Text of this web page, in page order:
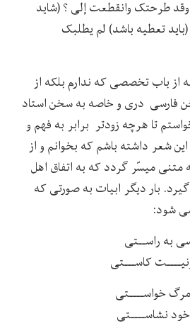
طرحتک وانقطعت إلی ؟ (شاید
تعطیه باشد) لم یطلبک
از باب تخصصی که ندارم بلکه از
فارسی دری و خاصه به سخن استاد
تا هرچه زودتر برابر به فهم و
شعر داشته باشم که بخوانم و از
متنی میسّر گردد که به اتفاق اهل
بار دیگر ابیات به صورتی که
شود:
به راســتی
کاســـتی
خواســــتی
نشاســــتی